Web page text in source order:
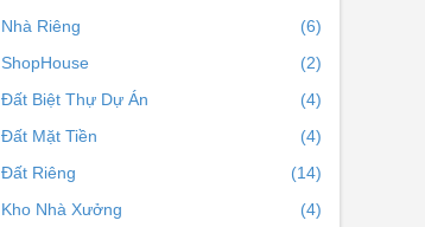
Nhà Riêng
(6)
ShopHouse
(2)
Đất Biệt Thự Dự Án
(4)
Đất Mặt Tiền
(4)
Đất Riêng
(14)
Kho Nhà Xưởng
(4)